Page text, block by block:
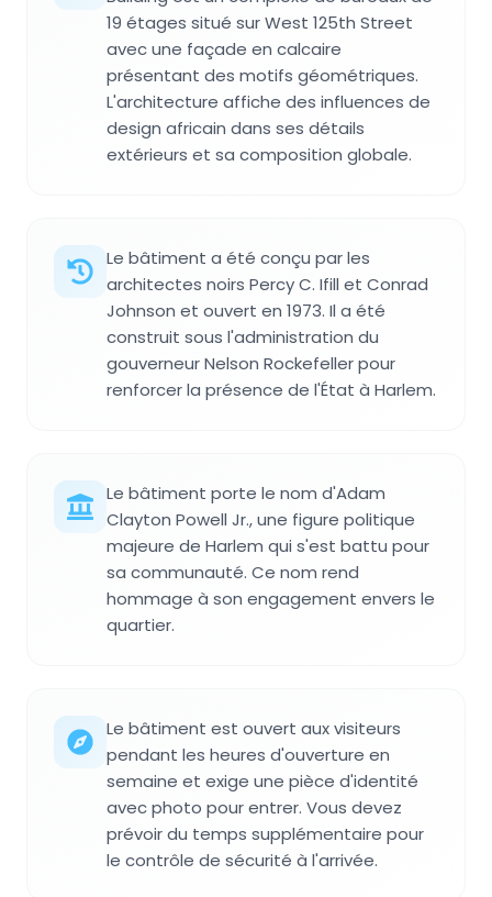
19 étages situé sur West 125th Street
avec une façade en calcaire
présentant des motifs géométriques.
L'architecture affiche des influences de
design africain dans ses détails
extérieurs et sa composition globale.
Le bâtiment a été conçu par les
architectes noirs Percy C. Ifill et Conrad
Johnson et ouvert en 1973. Il a été
construit sous l'administration du
gouverneur Nelson Rockefeller pour
renforcer la présence de l'État à Harlem.
Le bâtiment porte le nom d'Adam
Clayton Powell Jr., une figure politique
majeure de Harlem qui s'est battu pour
sa communauté. Ce nom rend
hommage à son engagement envers le
quartier.
Le bâtiment est ouvert aux visiteurs
pendant les heures d'ouverture en
semaine et exige une pièce d'identité
avec photo pour entrer. Vous devez
prévoir du temps supplémentaire pour
le contrôle de sécurité à l'arrivée.